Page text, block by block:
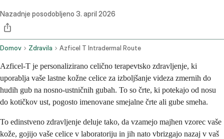
Nazadnje posodobljeno 3. april 2026
Domov Zdravila Azficel T Intradermal Route
Azficel-T je personalizirano celično terapevtsko zdravljenje, ki
uporablja vaše lastne kožne celice za izboljšanje videza zmernih do
hudih gub na nosno-ustničnih gubah. To so črte, ki potekajo od nosu
do kotičkov ust, pogosto imenovane smejalne črte ali gube smeha.
To edinstveno zdravljenje deluje tako, da vzamejo majhen vzorec vaše
kože, gojijo vaše celice v laboratoriju in jih nato vbrizgajo nazaj v vaš